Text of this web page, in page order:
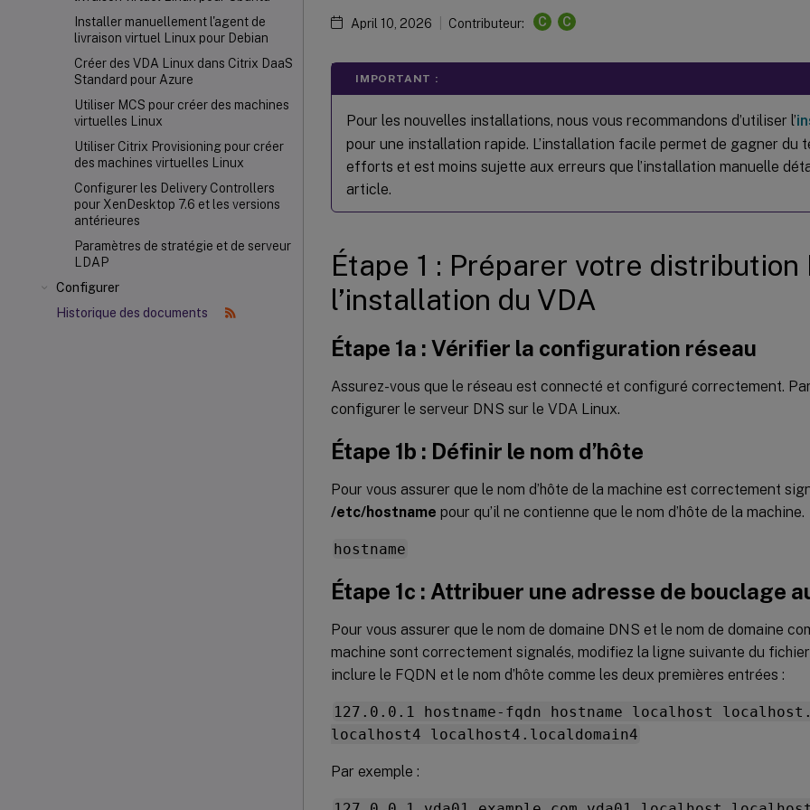
Installer manuellement l'agent de
livraison virtuel Linux pour Debian
Créer des VDA Linux dans Citrix DaaS
Standard pour Azure
Utiliser MCS pour créer des machines
virtuelles Linux
Utiliser Citrix Provisioning pour créer
des machines virtuelles Linux
Configurer les Delivery Controllers
pour XenDesktop 7.6 et les versions
antérieures
Paramètres de stratégie et de serveur
LDAP
Configurer
Historique des documents
April 10, 2026 Contributeur: C C
IMPORTANT :
Pour les nouvelles installations, nous vous recommandons d’utiliser l’
pour une installation rapide. L’installation facile permet de gagner du
efforts et est moins sujette aux erreurs que l’installation manuelle
article.
Étape 1 : Préparer votre distribution
l’installation du VDA
Étape 1a : Vérifier la configuration réseau
Assurez-vous que le réseau est connecté et configuré correctement.
configurer le serveur DNS sur le VDA Linux.
Étape 1b : Définir le nom d’hôte
Pour vous assurer que le nom d’hôte de la machine est correctement
/etc/hostname pour qu’il ne contienne que le nom d’hôte de la machine.
hostname
Étape 1c : Attribuer une adresse de bouclage
Pour vous assurer que le nom de domaine DNS et le nom de domaine
machine sont correctement signalés, modifiez la ligne suivante du fichier
inclure le FQDN et le nom d’hôte comme les deux premières entrées :
127.0.0.1 hostname-fqdn hostname localhost
localhost4 localhost4.localdomain4
Par exemple :